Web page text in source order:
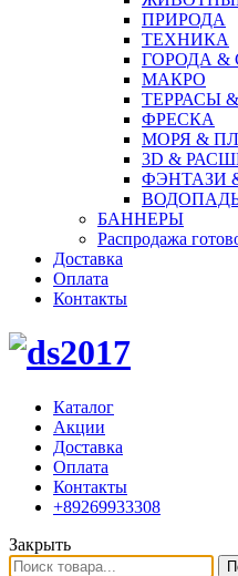
ПРИРОДА
ТЕХНИКА
ГОРОДА &
МАКРО
ТЕРРАСЫ
ФРЕСКА
МОРЯ &
3D &
ФЭНТАЗИ
БАННЕРЫ
Распродажа
Доставка
Оплата
Контакты
Каталог
Акции
Доставка
Оплата
Контакты
+89269933308
Закрыть